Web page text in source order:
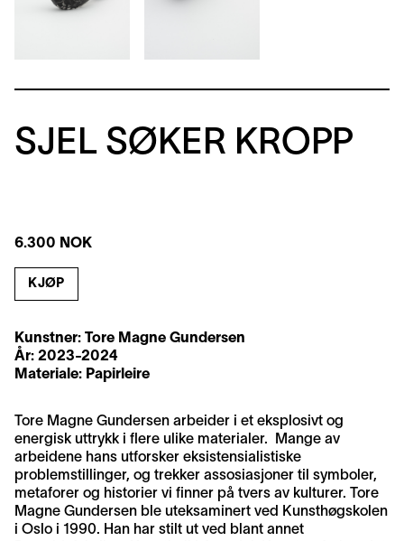
SJEL SØKER KROPP
6.300 NOK
KJØP
Kunstner:
Tore Magne Gundersen
År: 2023-2024
Materiale: Papirleire
Tore Magne Gundersen arbeider i et eksplosivt og
energisk uttrykk i flere ulike materialer. Mange av
arbeidene hans utforsker eksistensialistiske
problemstillinger, og trekker assosiasjoner til symboler,
metaforer og historier vi finner på tvers av kulturer. Tore
Magne Gundersen ble uteksaminert ved Kunsthøgskolen
i Oslo i 1990. Han har stilt ut ved blant annet